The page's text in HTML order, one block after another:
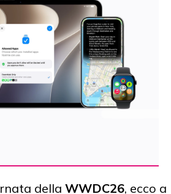
della WWDC26, ecco a